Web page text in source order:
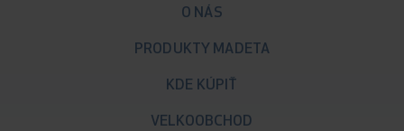
O NÁS
PRODUKTY MADETA
KDE KÚPIŤ
VELKOOBCHOD